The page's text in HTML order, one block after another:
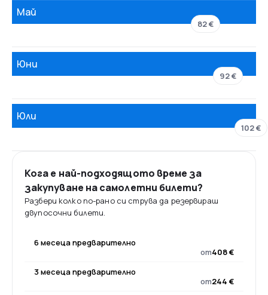
Май
82 €
Юни
92 €
Юли
102 €
Кога е най-подходящото време за
закупуване на самолетни билети?
Разбери колко по-рано си струва да резервираш
двупосочни билети.
6 месеца предварително
от408 €
3 месеца предварително
от244 €